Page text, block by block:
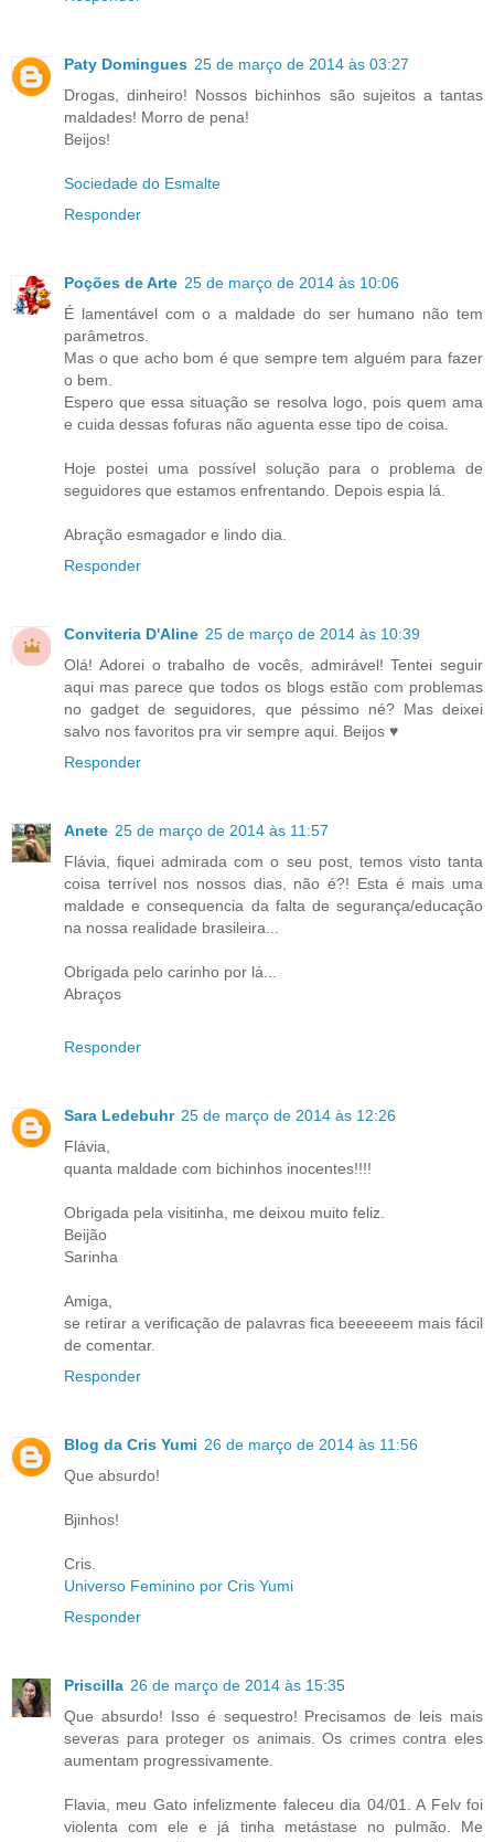
Paty Domingues 25 de março de 2014 às 03:27
Drogas, dinheiro! Nossos bichinhos são sujeitos a tantas
maldades! Morro de pena!
Beijos!
Sociedade do Esmalte
Responder
Poções de Arte 25 de março de 2014 às 10:06
É lamentável com o a maldade do ser humano não tem
parâmetros.
Mas o que acho bom é que sempre tem alguém para fazer
o bem.
Espero que essa situação se resolva logo, pois quem ama
e cuida dessas fofuras não aguenta esse tipo de coisa.
Hoje postei uma possível solução para o problema de
seguidores que estamos enfrentando. Depois espia lá.
Abração esmagador e lindo dia.
Responder
Conviteria D'Aline 25 de março de 2014 às 10:39
Olá! Adorei o trabalho de vocês, admirável! Tentei seguir
aqui mas parece que todos os blogs estão com problemas
no gadget de seguidores, que péssimo né? Mas deixei
salvo nos favoritos pra vir sempre aqui. Beijos ♥
Responder
Anete 25 de março de 2014 às 11:57
Flávia, fiquei admirada com o seu post, temos visto tanta
coisa terrível nos nossos dias, não é?! Esta é mais uma
maldade e consequencia da falta de segurança/educação
na nossa realidade brasileira...
Obrigada pelo carinho por lá...
Abraços
Responder
Sara Ledebuhr 25 de março de 2014 às 12:26
Flávia,
quanta maldade com bichinhos inocentes!!!!
Obrigada pela visitinha, me deixou muito feliz.
Beijão
Sarinha
Amiga,
se retirar a verificação de palavras fica beeeeeem mais fácil
de comentar.
Responder
Blog da Cris Yumi 26 de março de 2014 às 11:56
Que absurdo!
Bjinhos!
Cris.
Universo Feminino por Cris Yumi
Responder
Priscilla 26 de março de 2014 às 15:35
Que absurdo! Isso é sequestro! Precisamos de leis mais
severas para proteger os animais. Os crimes contra eles
aumentam progressivamente.
Flavia, meu Gato infelizmente faleceu dia 04/01. A Felv foi
violenta com ele e já tinha metástase no pulmão. Me